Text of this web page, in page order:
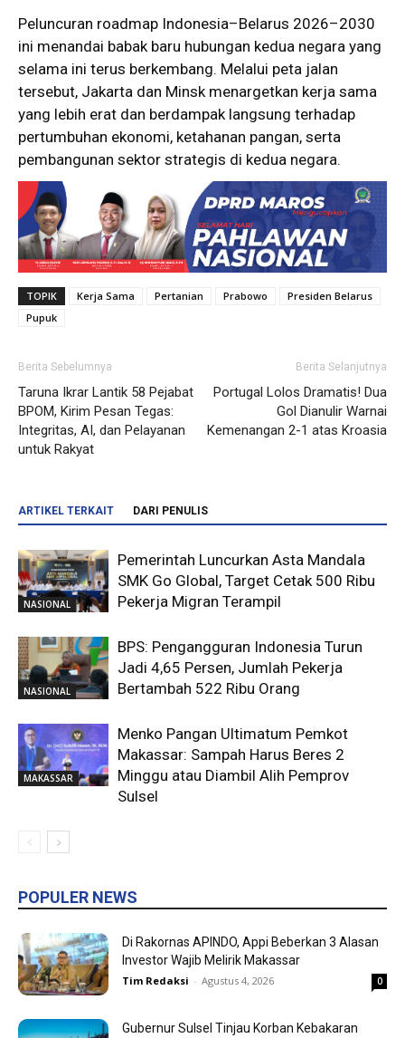
Peluncuran roadmap Indonesia–Belarus 2026–2030
ini menandai babak baru hubungan kedua negara yang
selama ini terus berkembang. Melalui peta jalan
tersebut, Jakarta dan Minsk menargetkan kerja sama
yang lebih erat dan berdampak langsung terhadap
pertumbuhan ekonomi, ketahanan pangan, serta
pembangunan sektor strategis di kedua negara.
TOPIK Kerja Sama Pertanian Prabowo
Presiden Belarus
Pupuk
Berita Sebelumnya
Taruna Ikrar Lantik 58 Pejabat
BPOM, Kirim Pesan Tegas:
Integritas, AI, dan Pelayanan
untuk Rakyat
Berita Selanjutnya
Portugal Lolos Dramatis! Dua
Gol Dianulir Warnai
Kemenangan 2-1 atas Kroasia
ARTIKEL TERKAIT DARI PENULIS
NASIONAL
Pemerintah Luncurkan Asta Mandala
SMK Go Global, Target Cetak 500 Ribu
Pekerja Migran Terampil
NASIONAL
BPS: Pengangguran Indonesia Turun
Jadi 4,65 Persen, Jumlah Pekerja
Bertambah 522 Ribu Orang
MAKASSAR
Menko Pangan Ultimatum Pemkot
Makassar: Sampah Harus Beres 2
Minggu atau Diambil Alih Pemprov
Sulsel
POPULER NEWS
Di Rakornas APINDO, Appi Beberkan 3 Alasan
Investor Wajib Melirik Makassar
Tim Redaksi - Agustus 4, 2026 0
Gubernur Sulsel Tinjau Korban Kebakaran